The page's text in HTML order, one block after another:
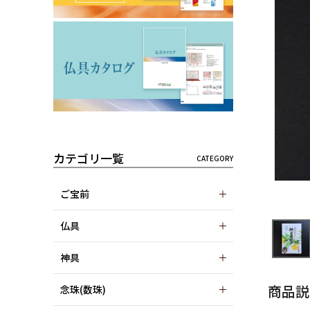
カテゴリ一覧
ご宝前
仏具
神具
念珠(数珠) 商品